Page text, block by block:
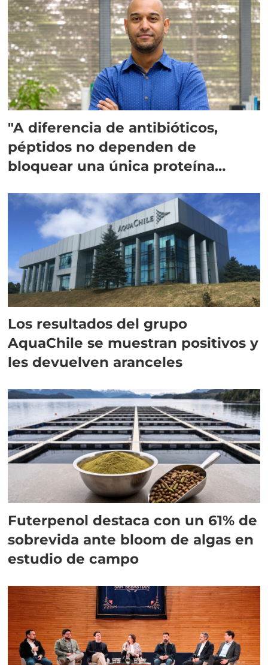
"A diferencia de antibióticos,
péptidos no dependen de
bloquear una única proteína
Los resultados del grupo
AquaChile se muestran positivos y
les devuelven aranceles
Futerpenol destaca con un 61% de
sobrevida ante bloom de algas en
estudio de campo